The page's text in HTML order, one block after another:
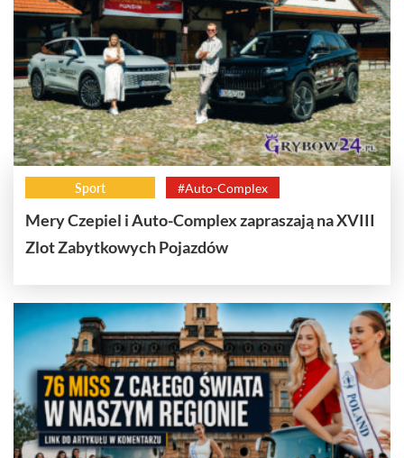
Sport #Auto-Complex
Mery Czepiel i Auto-Complex zapraszają na XVIII
Zlot Zabytkowych Pojazdów